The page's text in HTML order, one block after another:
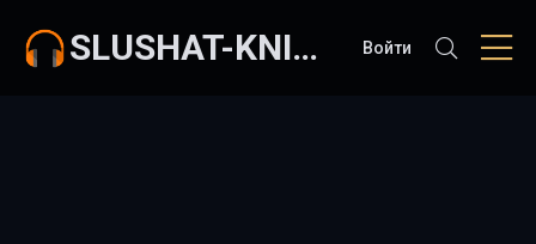
SLUSHAT-KNIGI.COM Войти